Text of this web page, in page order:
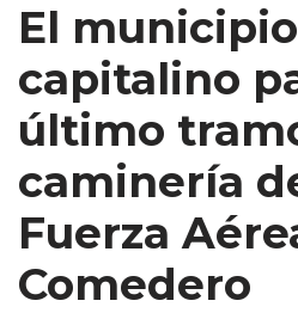
El municipio
capitalino
último
caminería
Fuerza
Comedero